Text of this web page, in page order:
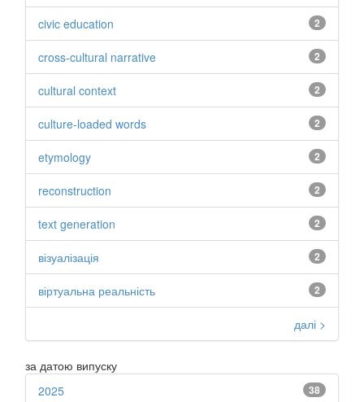
2
civic education
2
cross-cultural narrative
2
cultural context
2
culture-loaded words
2
etymology
2
reconstruction
2
text generation
2
візуалізація
2
віртуальна реальність
далі >
за датою випуску
38
2025